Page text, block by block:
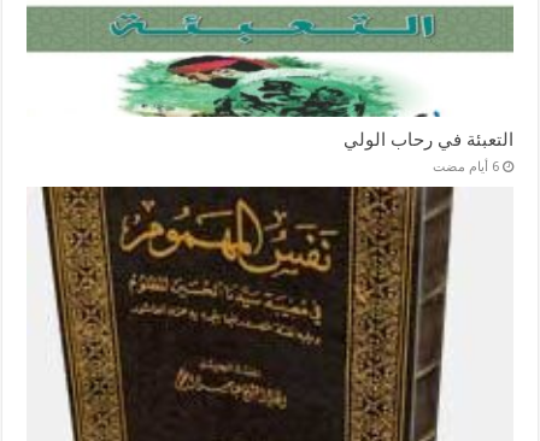
التعبئة في رحاب الولي
‏6 أيام مضت